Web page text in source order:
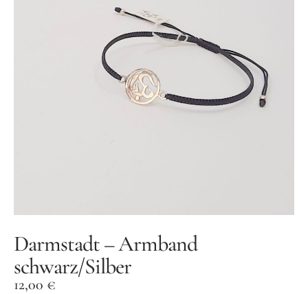
Armbänder
Gold
Kategorien
Taschen
Accessoires
Darmstadt – Armband
schwarz/Silber
12,00 €